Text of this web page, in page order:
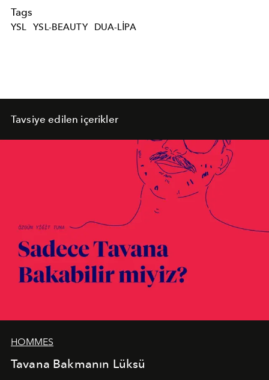
Tags
YSL YSL-BEAUTY DUA-LIPA
Tavsiye edilen içerikler
HOMMES
Tavana Bakmanın Lüksü